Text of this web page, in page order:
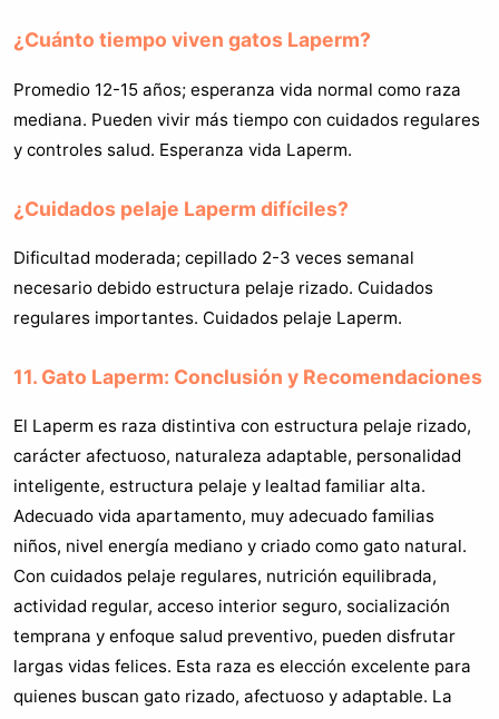
¿Cuánto tiempo viven gatos Laperm?
Promedio 12-15 años; esperanza vida normal como raza
mediana. Pueden vivir más tiempo con cuidados regulares
y controles salud. Esperanza vida Laperm.
¿Cuidados pelaje Laperm difíciles?
Dificultad moderada; cepillado 2-3 veces semanal
necesario debido estructura pelaje rizado. Cuidados
regulares importantes. Cuidados pelaje Laperm.
11. Gato Laperm: Conclusión y Recomendaciones
El Laperm es raza distintiva con estructura pelaje rizado,
carácter afectuoso, naturaleza adaptable, personalidad
inteligente, estructura pelaje y lealtad familiar alta.
Adecuado vida apartamento, muy adecuado familias
niños, nivel energía mediano y criado como gato natural.
Con cuidados pelaje regulares, nutrición equilibrada,
actividad regular, acceso interior seguro, socialización
temprana y enfoque salud preventivo, pueden disfrutar
largas vidas felices. Esta raza es elección excelente para
quienes buscan gato rizado, afectuoso y adaptable. La